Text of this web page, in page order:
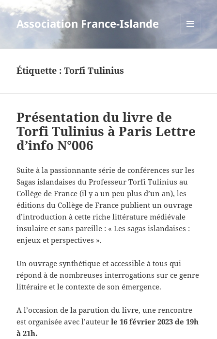
Association France-Islande
Étiquette :Torfi Tulinius
Présentation du livre de
Torfi Tulinius à Paris Lettre
d’info N°006
Suite à la passionnante série de conférences sur les
Sagas islandaises du Professeur Torfi Tulinius au
Collège de France (il y a un peu plus d’un an), les
éditions du Collège de France publient un ouvrage
d’introduction à cette riche littérature médiévale
insulaire et sans pareille : « Les sagas islandaises :
enjeux et perspectives ».
Un ouvrage synthétique et accessible à tous qui
répond à de nombreuses interrogations sur ce genre
littéraire et le contexte de son émergence.
A l’occasion de la parution du livre, une rencontre
est organisée avec l’auteurle 16 février 2023 de 19h
à 21h.